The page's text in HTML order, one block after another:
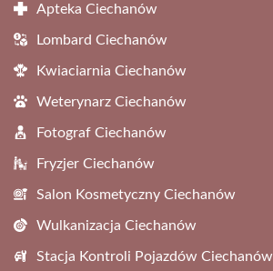
Apteka Ciechanów
Lombard Ciechanów
Kwiaciarnia Ciechanów
Weterynarz Ciechanów
Fotograf Ciechanów
Fryzjer Ciechanów
Salon Kosmetyczny Ciechanów
Wulkanizacja Ciechanów
Stacja Kontroli Pojazdów Ciechanów